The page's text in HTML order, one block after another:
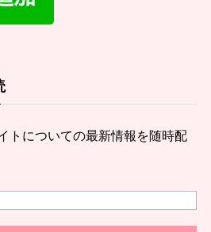
トについての最新情報を随時配